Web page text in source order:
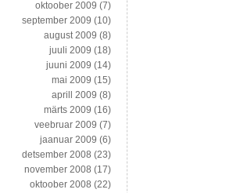
oktoober 2009 (7)
september 2009 (10)
august 2009 (8)
juuli 2009 (18)
juuni 2009 (14)
mai 2009 (15)
aprill 2009 (8)
märts 2009 (16)
veebruar 2009 (7)
jaanuar 2009 (6)
detsember 2008 (23)
november 2008 (17)
oktoober 2008 (22)